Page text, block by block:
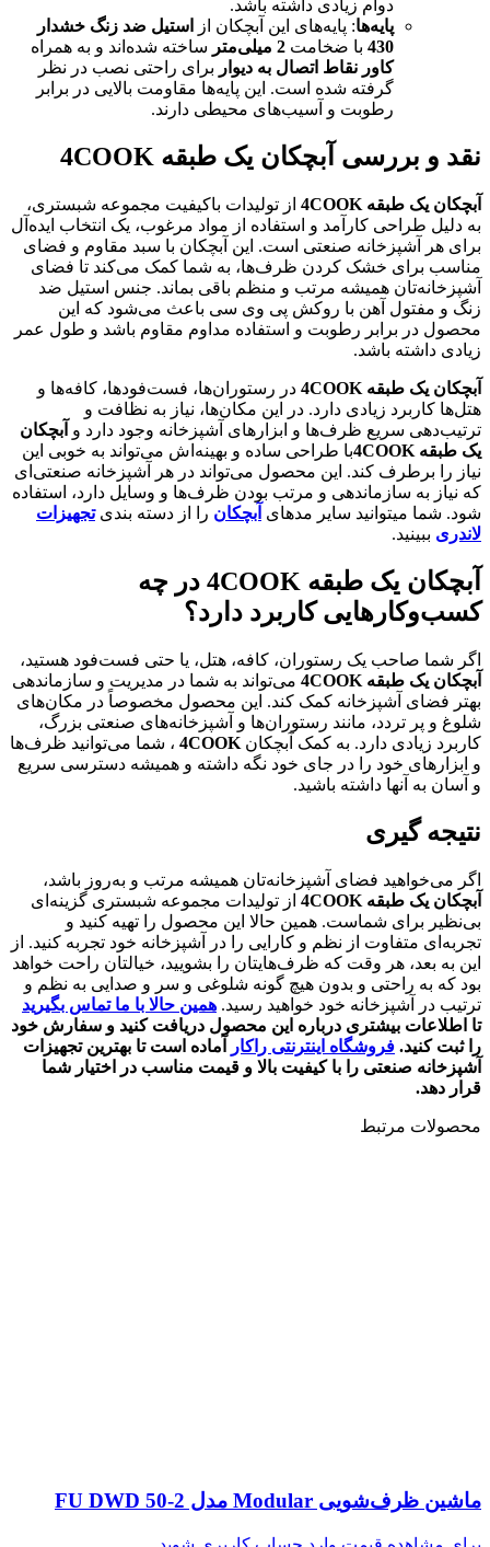
دوام زیادی داشته باشد.
پایه‌ها: پایه‌های این آبچکان از
استیل ضد زنگ خشدار
430 با ضخامت 2 میلی‌متر ساخته شده‌اند و به همراه
کاور نقاط اتصال به دیوار برای راحتی نصب در نظر
گرفته شده است. این پایه‌ها مقاومت بالایی در برابر
رطوبت و آسیب‌های محیطی دارند.
نقد و بررسی آبچکان یک طبقه 4COOK
آبچکان یک طبقه 4COOK
از تولیدات باکیفیت مجموعه شبستری،
به دلیل طراحی کارآمد و استفاده از مواد مرغوب، یک انتخاب ایده‌آل
برای هر آشپزخانه صنعتی است. این آبچکان با سبد مقاوم و فضای
مناسب برای خشک کردن ظرف‌ها، به شما کمک می‌کند تا فضای
آشپزخانه‌تان همیشه مرتب و منظم باقی بماند. جنس استیل ضد
زنگ و مفتول آهن با روکش پی وی سی باعث می‌شود که این
محصول در برابر رطوبت و استفاده مداوم مقاوم باشد و طول عمر
زیادی داشته باشد.
آبچکان یک طبقه 4COOK
در رستوران‌ها، فست‌فودها، کافه‌ها و
هتل‌ها کاربرد زیادی دارد. در این مکان‌ها، نیاز به نظافت و
ترتیب‌دهی سریع ظرف‌ها و ابزارهای آشپزخانه وجود دارد و آبچکان
یک طبقه 4COOK
با طراحی ساده و بهینه‌اش می‌تواند به خوبی این
نیاز را برطرف کند. این محصول می‌تواند در هر آشپزخانه صنعتی‌ای
که نیاز به سازماندهی و مرتب بودن ظرف‌ها و وسایل دارد، استفاده
شود. شما میتوانید سایر مدهای آبچکان را از دسته بندیتجهیزات
لاندری ببینید.
آبچکان یک طبقه 4COOK در چه
کسب‌وکارهایی کاربرد دارد؟
اگر شما صاحب یک رستوران، کافه، هتل، یا حتی فست‌فود هستید،
آبچکان یک طبقه 4COOK
می‌تواند به شما در مدیریت و سازماندهی
بهتر فضای آشپزخانه کمک کند. این محصول مخصوصاً در مکان‌های
شلوغ و پر تردد، مانند رستوران‌ها و آشپزخانه‌های صنعتی بزرگ،
کاربرد زیادی دارد. به کمک آبچکان 4COOK ، شما می‌توانید ظرف‌ها
و ابزارهای خود را در جای خود نگه داشته و همیشه دسترسی سریع
و آسان به آنها داشته باشید.
نتیجه گیری
اگر می‌خواهید فضای آشپزخانه‌تان همیشه مرتب و به‌روز باشد،
آبچکان یک طبقه 4COOK
از تولیدات مجموعه شبستری گزینه‌ای
بی‌نظیر برای شماست. همین حالا این محصول را تهیه کنید و
تجربه‌ای متفاوت از نظم و کارایی را در آشپزخانه خود تجربه کنید. از
این به بعد، هر وقت که ظرف‌هایتان را بشویید، خیالتان راحت خواهد
بود که به راحتی و بدون هیچ گونه شلوغی و سر و صدایی به نظم و
ترتیب در آشپزخانه خود خواهید رسید. همین حالا با ما تماس بگیرید
تا اطلاعات بیشتری درباره این محصول دریافت کنید و سفارش خود
را ثبت کنید. فروشگاه اینترنتی راکار
آماده است تا بهترین تجهیزات
آشپزخانه صنعتی را با کیفیت بالا و قیمت مناسب در اختیار شما
قرار دهد.
محصولات مرتبط
ماشین ظرف‌شویی Modular مدل FU DWD 50-2